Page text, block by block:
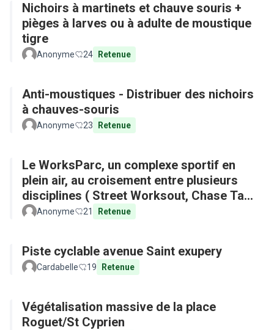
Nichoirs à martinets et chauve souris +
pièges à larves ou à adulte de moustique
tigre
Anonyme 24 Retenue
Anti-moustiques - Distribuer des nichoirs
à chauves-souris
Anonyme 23 Retenue
Le WorksParc, un complexe sportif en
plein air, au croisement entre plusieurs
disciplines ( Street Worksout, Chase Tag,
Parkour)
Anonyme 21 Retenue
Piste cyclable avenue Saint exupery
Cardabelle 19 Retenue
Végétalisation massive de la place
Roguet/St Cyprien